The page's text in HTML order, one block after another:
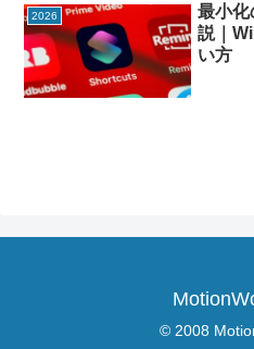
2026
最小化
説｜
い方
© 2008